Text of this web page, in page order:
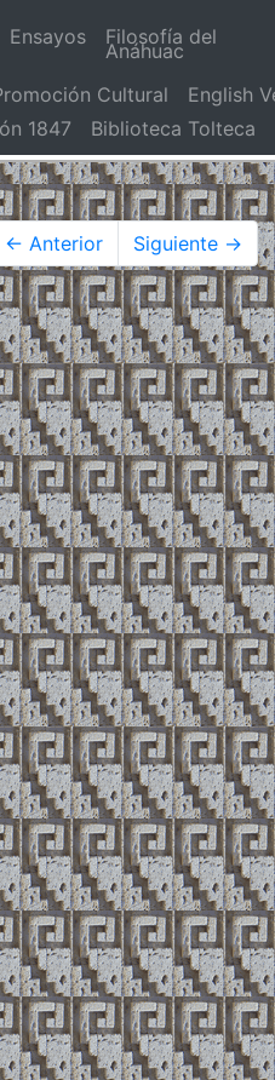
Ensayos Filosofía del
Anáhuac
Cultural English
1847
Biblioteca Tolteca
← Anterior Siguiente →